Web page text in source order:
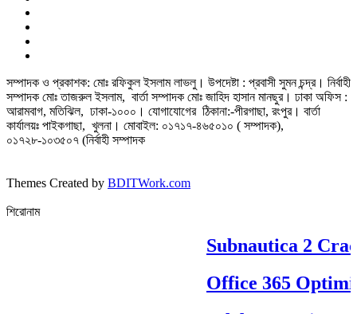
সম্পাদক ও প্রকাশক: মোঃ রফিকুল ইসলাম লাভলু। উপদেষ্টা : প্রবাসী সুমন চন্দ্র। নির্বাহী
সম্পাদক মোঃ তাজরুল‌‌ ইসলাম, বার্তা সম্পাদক মোঃ জাহিদ হাসান মানছুর। ঢাকা অফিস :
আরামবাগ, মতিঝিল, ঢাকা-১০০০। যোগাযোগের ঠিকানা:-পীরগাছা‌, রংপুর। বার্তা
কার্যালয়ঃ পাইকগাছা, খুলনা। মোবাইল: ০১৭১৭-৪৬৫০১০ ( সম্পাদক),
০১৭২৮-১০৩৫০৭ (নির্বাহী সম্পাদক
Themes Created by BDITWork.com
শিরোনাম
Subnautica 2
Office 365